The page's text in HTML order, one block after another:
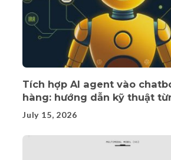
Tích hợp AI agent vào
hàng: hướng dẫn kỹ thuật
July 15, 2026